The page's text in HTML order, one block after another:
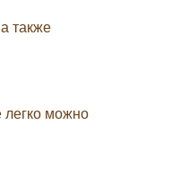
также
легко можно